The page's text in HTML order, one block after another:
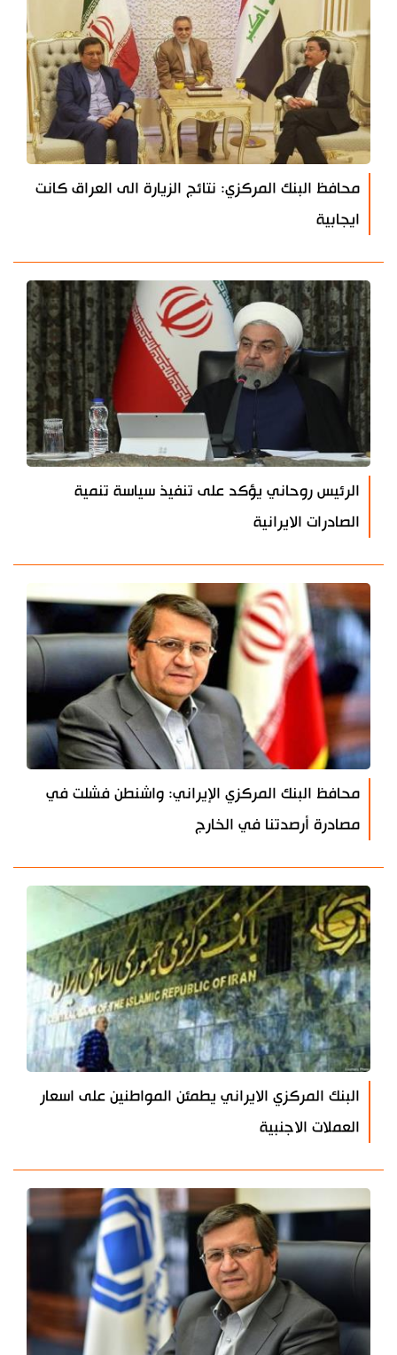
محافظ البنك المركزي: نتائج الزيارة الى العراق كانت
ايجابية
الرئيس روحاني يؤكد على تنفيذ سياسة تنمية
الصادرات الايرانية
محافظ البنك المركزي الإيراني: واشنطن فشلت في
مصادرة أرصدتنا في الخارج
البنك المركزي الايراني يطمئن المواطنين على اسعار
العملات الاجنبية